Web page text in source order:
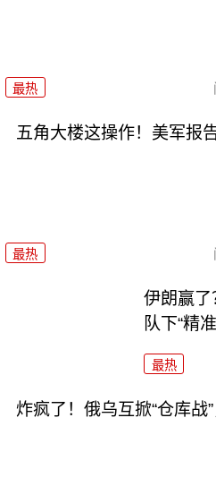
最热
五角大楼这操作！美军报
最热
伊朗赢了
队下“精
最热
炸疯了！俄乌互掀“仓库战